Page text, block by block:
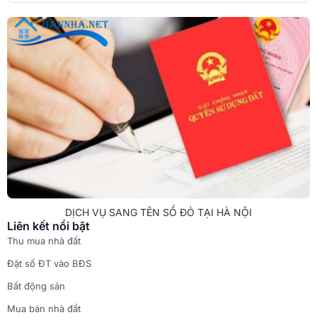
DỊCH VỤ SANG TÊN SỔ ĐỎ TẠI HÀ NỘI
Liên kết nổi bật
Thu mua nhà đất
Đặt số ĐT vào BĐS
Bất động sản
Mua bán nhà đất